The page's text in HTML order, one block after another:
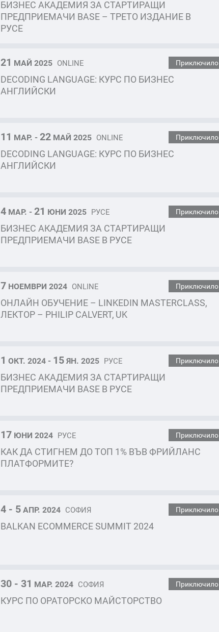
БИЗНЕС АКАДЕМИЯ ЗА СТАРТИРАЩИ
ПРЕДПРИЕМАЧИ BASE – ТРЕТО ИЗДАНИЕ В
РУСЕ
Приключило
21 МАЙ 2025 ONLINE
DECODING LANGUAGE: КУРС ПО БИЗНЕС
АНГЛИЙСКИ
Приключило
11 МАР. - 22 МАЙ 2025 ONLINE
DECODING LANGUAGE: КУРС ПО БИЗНЕС
АНГЛИЙСКИ
Приключило
4 МАР. - 21 ЮНИ 2025 РУСЕ
БИЗНЕС АКАДЕМИЯ ЗА СТАРТИРАЩИ
ПРЕДПРИЕМАЧИ BASE В РУСЕ
Приключило
7 НОЕМВРИ 2024 ONLINE
ОНЛАЙН ОБУЧЕНИЕ – LINKEDIN MASTERCLASS,
ЛЕКТОР – PHILIP CALVERT, UK
Приключило
1 ОКТ. 2024 - 15ЯН. 2025 РУСЕ
БИЗНЕС АКАДЕМИЯ ЗА СТАРТИРАЩИ
ПРЕДПРИЕМАЧИ BASE В РУСЕ
Приключило
17 ЮНИ 2024 РУСЕ
КАК ДА СТИГНЕМ ДО ТОП 1% ВЪВ ФРИЙЛАНС
ПЛАТФОРМИТЕ?
Приключило
4 - 5АПР. 2024 СОФИЯ
BALKAN ECOMMERCE SUMMIT 2024
Приключило
30 - 31 МАР. 2024 СОФИЯ
КУРС ПО ОРАТОРСКО МАЙСТОРСТВО